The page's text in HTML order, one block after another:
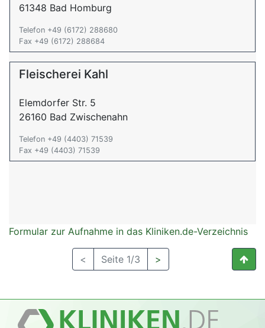
61348 Bad Homburg
Telefon +49 (6172) 288680
Fax +49 (6172) 288684
Fleischerei Kahl
Elemdorfer Str. 5
26160 Bad Zwischenahn
Telefon +49 (4403) 71539
Fax +49 (4403) 71539
Formular zur Aufnahme in das Kliniken.de-Verzeichnis
< Seite 1/3 >